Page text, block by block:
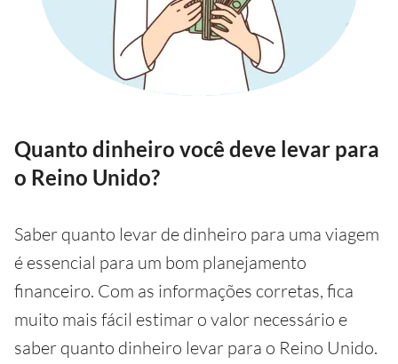
Quanto dinheiro você deve levar para
o Reino Unido?
Saber quanto levar de dinheiro para uma viagem
é essencial para um bom planejamento
financeiro. Com as informações corretas, fica
muito mais fácil estimar o valor necessário e
saber quanto dinheiro levar para o Reino Unido.